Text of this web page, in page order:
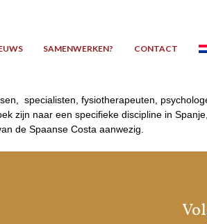
SAMENWERKEN? CONTACT
specialisten, fysiotherapeuten,
zijn naar een specifieke discipline in
de Spaanse Costa aanwezig.